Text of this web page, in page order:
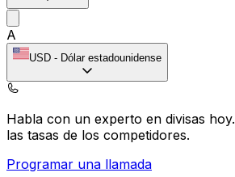
A
USD - Dólar estadounidense
Habla con un experto en divisas hoy.
las tasas de los competidores.
Programar una llamada